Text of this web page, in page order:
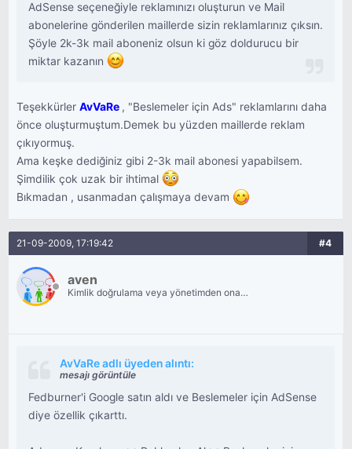
AdSense seçeneğiyle reklamınızı oluşturun ve Mail
abonelerine gönderilen maillerde sizin reklamlarınız çıksın.
Şöyle 2k-3k mail aboneniz olsun ki göz doldurucu bir
miktar kazanın
TeşekkürlerAvVaRe , "Beslemeler için Ads" reklamlarını daha
önce oluşturmuştum.Demek bu yüzden maillerde reklam
çıkıyormuş.
Ama keşke dediğiniz gibi 2-3k mail abonesi yapabilsem.
Şimdilik çok uzak bir ihtimal
Bıkmadan , usanmadan çalışmaya devam
21-09-2009, 17:19:42 #4
aven
Kimlik doğrulama veya yönetimden onay
AvVaRe adlı üyeden alıntı:
mesajı görüntüle
Fedburner'i Google satın aldı ve Beslemeler için AdSense
diye özellik çıkarttı.